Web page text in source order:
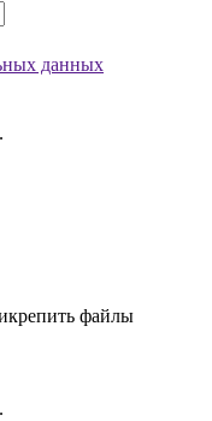
данных
файлы